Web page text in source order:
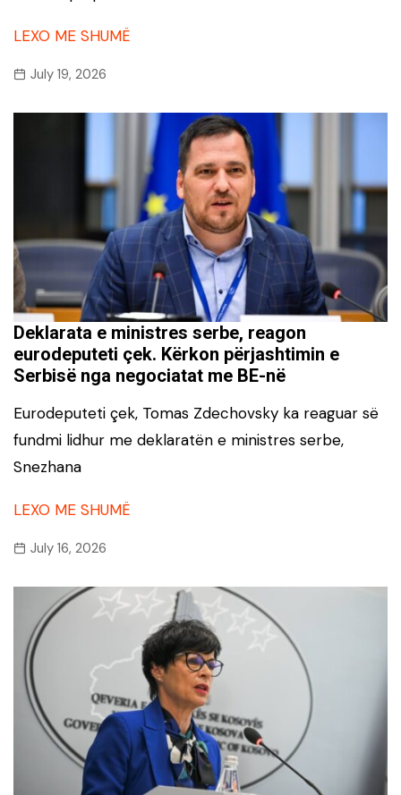
LEXO ME SHUMË
July 19, 2026
Deklarata e ministres serbe, reagon
eurodeputeti çek. Kërkon përjashtimin e
Serbisë nga negociatat me BE-në
Eurodeputeti çek, Tomas Zdechovsky ka reaguar së
fundmi lidhur me deklaratën e ministres serbe,
Snezhana
LEXO ME SHUMË
July 16, 2026